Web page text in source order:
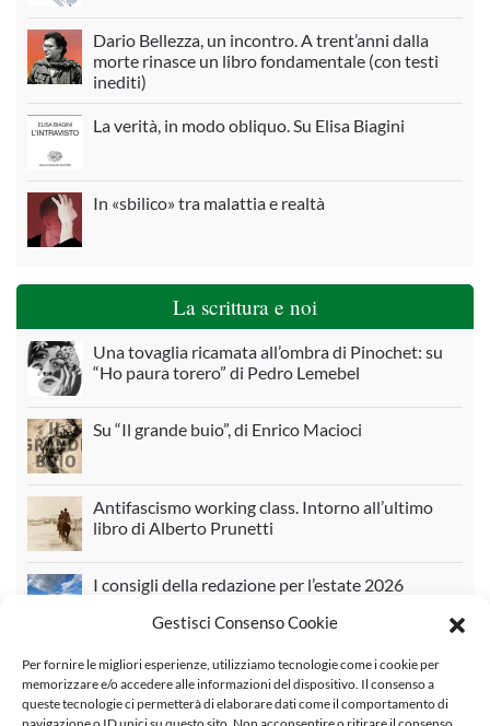
Gestisci Consenso Cookie
Per fornire le migliori esperienze, utilizziamo tecnologie come i cookie per
memorizzare e/o accedere alle informazioni del dispositivo. Il consenso a
queste tecnologie ci permetterà di elaborare dati come il comportamento di
Dario Bellezza, un incontro. A trent’anni dalla
morte rinasce un libro fondamentale (con testi
inediti)
La verità, in modo obliquo. Su Elisa Biagini
In «sbilico» tra malattia e realtà
La scrittura e noi
Una tovaglia ricamata all’ombra di Pinochet: su
“Ho paura torero” di Pedro Lemebel
Su “Il grande buio”, di Enrico Macioci
Antifascismo working class. Intorno all’ultimo
libro di Alberto Prunetti
I consigli della redazione per l’estate 2026
La scuola e noi